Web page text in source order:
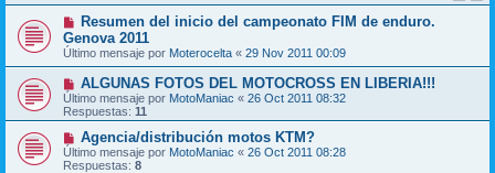
Resumen del inicio del campeonato FIM de enduro.
Genova 2011
Último mensaje por Moterocelta « 29 Nov 2011 00:09
ALGUNAS FOTOS DEL MOTOCROSS EN LIBERIA!!!
Último mensaje por MotoManiac « 26 Oct 2011 08:32
Respuestas: 11
Agencia/distribución motos KTM?
Último mensaje por MotoManiac « 26 Oct 2011 08:28
Respuestas: 8